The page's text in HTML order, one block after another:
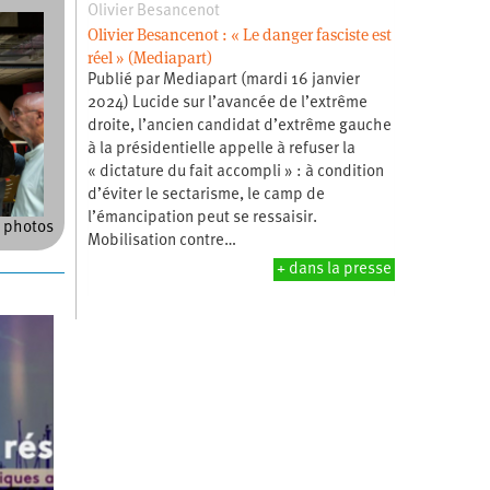
photos
Olivier Besancenot
Olivier Besancenot : « Le danger fasciste est
réel » (Mediapart)
Publié par Mediapart (mardi 16 janvier
2024) Lucide sur l’avancée de l’extrême
droite, l’ancien candidat d’extrême gauche
à la présidentielle appelle à refuser la
« dictature du fait accompli » : à condition
d’éviter le sectarisme, le camp de
l’émancipation peut se ressaisir.
Mobilisation contre…
+ dans la presse